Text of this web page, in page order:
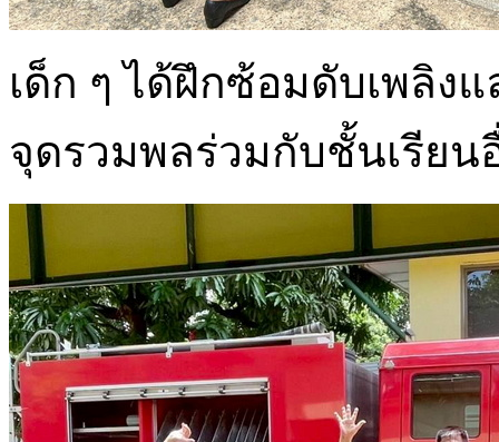
เด็ก ๆ ได้ฝึกซ้อมดับเพลิง
จุดรวมพลร่วมกับชั้นเรียน